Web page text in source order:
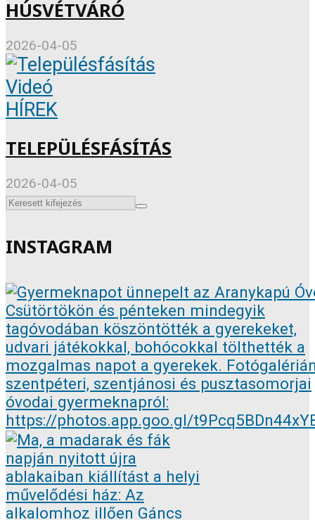
HÚSVÉTVÁRÓ
2026-04-05
Videó
HÍREK
TELEPÜLÉSFÁSÍTÁS
2026-04-05
INSTAGRAM